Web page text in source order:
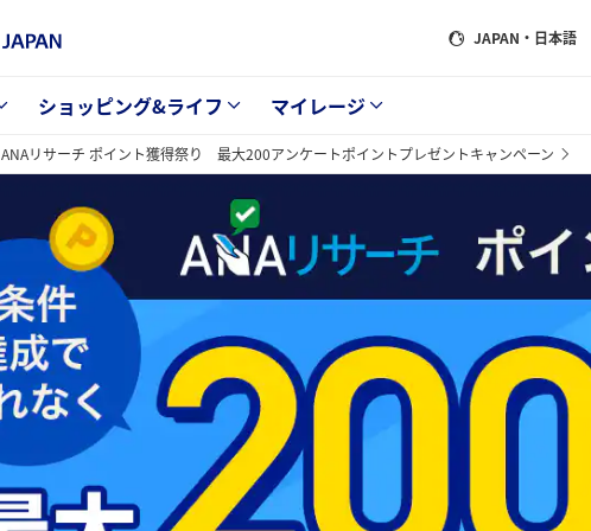
JAPAN ・日本語
ショッピング&ライフ マイレージ
ANAリサーチ ポイント獲得祭り 最大200アンケートポイントプレゼントキャンペーン